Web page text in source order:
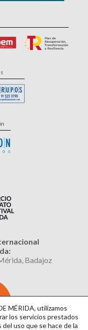
Badajoz
MÉRIDA, utilizamos
los servicios prestados
uso que se hace de la